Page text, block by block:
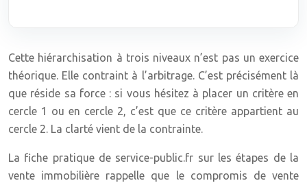
Cette hiérarchisation à trois niveaux n’est pas un exercice
théorique. Elle contraint à l’arbitrage. C’est précisément là
que réside sa force : si vous hésitez à placer un critère en
cercle 1 ou en cercle 2, c’est que ce critère appartient au
cercle 2. La clarté vient de la contrainte.
La fiche pratique de service-public.fr sur les étapes de la
vente immobilière rappelle que le compromis de vente